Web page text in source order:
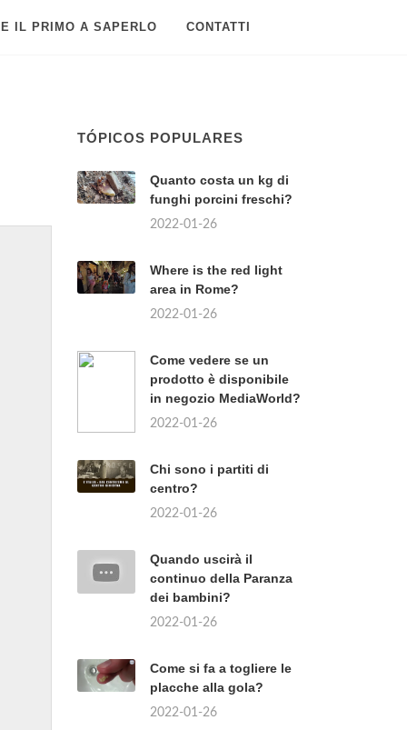
IL PRIMO A SAPERLO CONTATTI
TÓPICOS POPULARES
Quanto costa un kg di
funghi porcini freschi?
2022-01-26
Where is the red light
area in Rome?
2022-01-26
Come vedere se un
prodotto è disponibile
in negozio MediaWorld?
2022-01-26
Chi sono i partiti di
centro?
2022-01-26
Quando uscirà il
continuo della Paranza
dei bambini?
2022-01-26
Come si fa a togliere le
placche alla gola?
2022-01-26